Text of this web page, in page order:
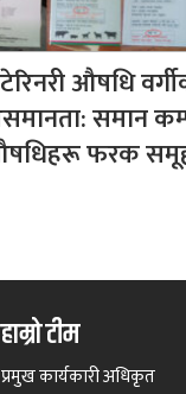
औषधि
समान
फरक
हाम्रो टीम
प्रमुख कार्यकारी अधिकृत